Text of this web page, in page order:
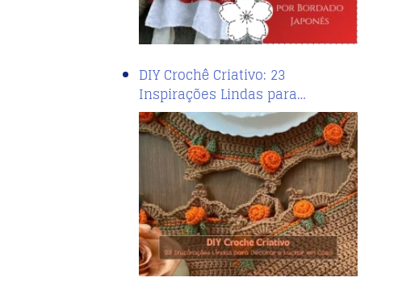
DIY Crochê Criativo: 23
Inspirações Lindas para…